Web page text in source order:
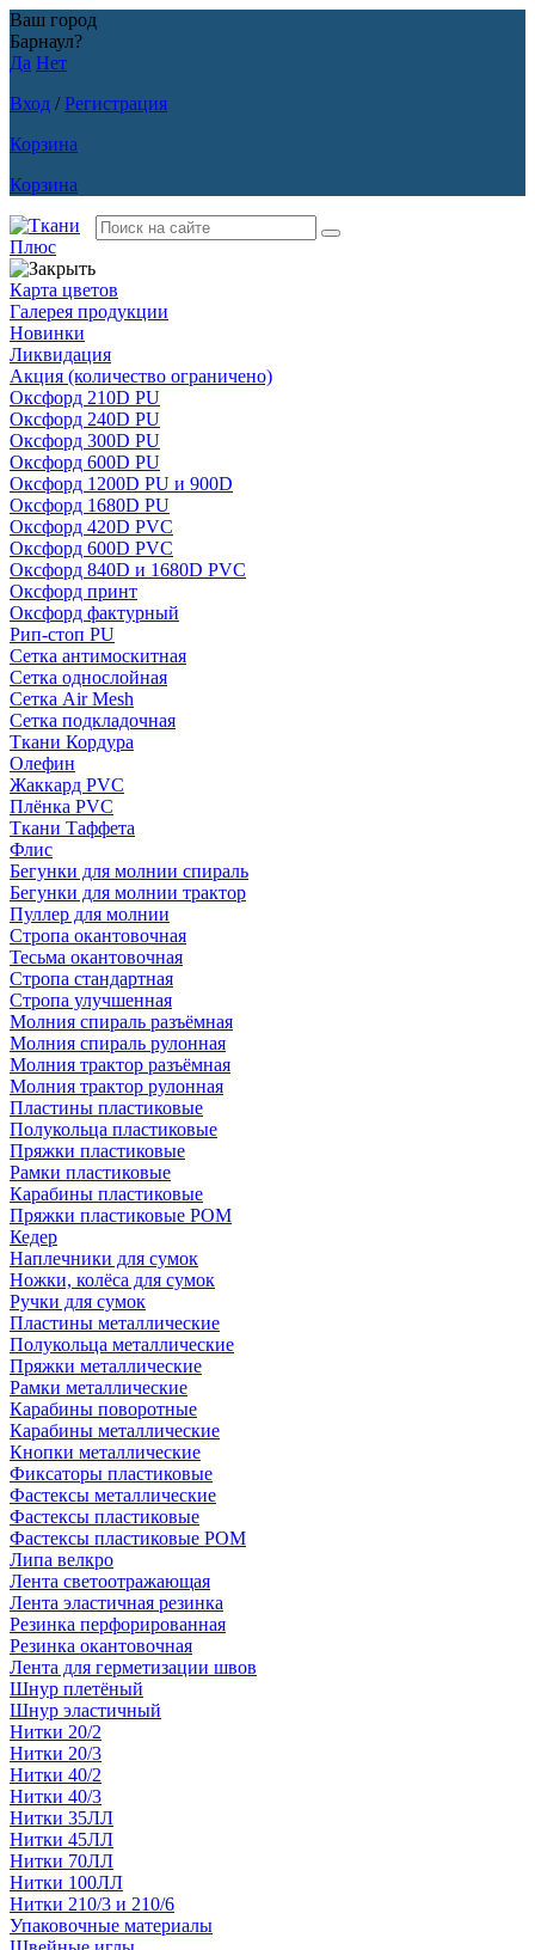
Ваш город
Барнаул?
Да Нет
Вход /Регистрация
Корзина
Корзина
Карта цветов
Галерея продукции
Новинки
Ликвидация
Акция (количество ограничено)
Оксфорд 210D PU
Оксфорд 240D PU
Оксфорд 300D PU
Оксфорд 600D PU
Оксфорд 1200D PU и 900D
Оксфорд 1680D PU
Оксфорд 420D PVC
Оксфорд 600D PVC
Оксфорд 840D и 1680D PVC
Оксфорд принт
Оксфорд фактурный
Рип-стоп PU
Сетка антимоскитная
Сетка однослойная
Сетка Air Mesh
Сетка подкладочная
Ткани Кордура
Олефин
Жаккард PVC
Плёнка PVC
Ткани Таффета
Флис
Бегунки для молнии спираль
Бегунки для молнии трактор
Пуллер для молнии
Стропа окантовочная
Тесьма окантовочная
Стропа стандартная
Стропа улучшенная
Молния спираль разъёмная
Молния спираль рулонная
Молния трактор разъёмная
Молния трактор рулонная
Пластины пластиковые
Полукольца пластиковые
Пряжки пластиковые
Рамки пластиковые
Карабины пластиковые
Пряжки пластиковые РОМ
Кедер
Наплечники для сумок
Ножки, колёса для сумок
Ручки для сумок
Пластины металлические
Полукольца металлические
Пряжки металлические
Рамки металлические
Карабины поворотные
Карабины металлические
Кнопки металлические
Фиксаторы пластиковые
Фастексы металлические
Фастексы пластиковые
Фастексы пластиковые POM
Липа велкро
Лента светоотражающая
Лента эластичная резинка
Резинка перфорированная
Резинка окантовочная
Лента для герметизации швов
Шнур плетёный
Шнур эластичный
Нитки 20/2
Нитки 20/3
Нитки 40/2
Нитки 40/3
Нитки 35ЛЛ
Нитки 45ЛЛ
Нитки 70ЛЛ
Нитки 100ЛЛ
Нитки 210/3 и 210/6
Упаковочные материалы